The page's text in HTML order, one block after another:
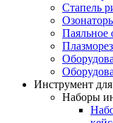
Стапель
Паяльное
Плазморез
Инструмент
Наборы